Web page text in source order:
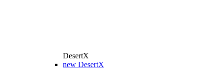
DesertX
new DesertX